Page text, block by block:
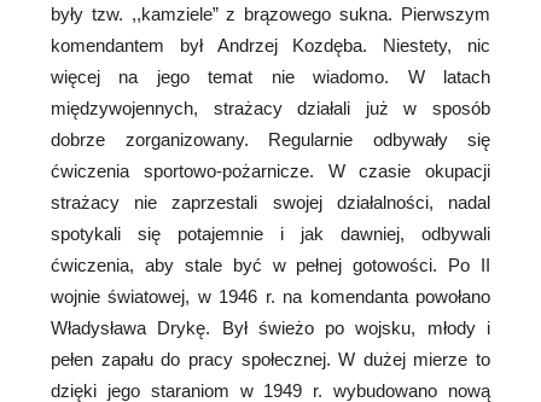
były tzw. ,,kamziele” z brązowego sukna. Pierwszym
komendantem był Andrzej Kozdęba. Niestety, nic
więcej na jego temat nie wiadomo. W latach
międzywojennych, strażacy działali już w sposób
dobrze zorganizowany. Regularnie odbywały się
ćwiczenia sportowo-pożarnicze. W czasie okupacji
strażacy nie zaprzestali swojej działalności, nadal
spotykali się potajemnie i jak dawniej, odbywali
ćwiczenia, aby stale być w pełnej gotowości. Po II
wojnie światowej, w 1946 r. na komendanta powołano
Władysława Drykę. Był świeżo po wojsku, młody i
pełen zapału do pracy społecznej. W dużej mierze to
dzięki jego staraniom w 1949 r. wybudowano nową